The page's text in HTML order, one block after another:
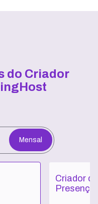
do Criador
Mensal
Criador
Presença